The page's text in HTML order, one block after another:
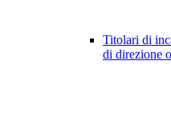
Titolari di
di direzione